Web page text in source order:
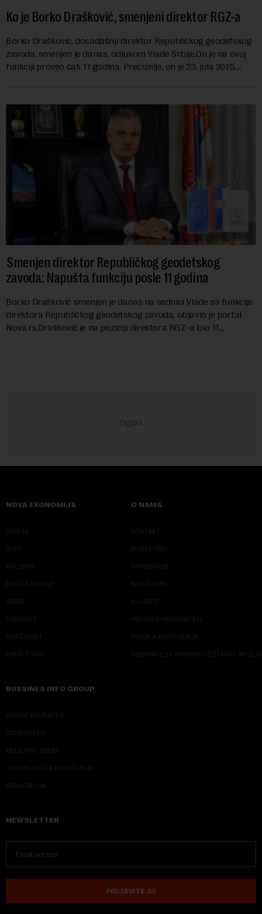
Ko je Borko Drašković, smenjeni direktor RGZ-a
Borko Drašković, dosadašnji direktor Republičkog geodetskog
zavoda, smenjen je danas, odlukom Vlade Srbije.On je na ovoj
funkciji proveo čak 11 godina. Preciznije, on je 23. jula 2015.
Smenjen direktor Republičkog geodetskog
zavoda: Napušta funkciju posle 11 godina
Borko Drašković smenjen je danas na sednici Vlade sa funkcije
direktora Republičkog geodetskog zavoda, objavio je portal
Nova.rs.Drašković je na poziciji direktora RGZ-a bio 11
NOVA EKONOMIJA
SRBIJA
SVET
KOLUMNE
PRIČE I ANALIZE
VIDEO
PODCAST
ODRŽIVOST
LEPŠI ŽIVOT
O NAMA
KONTAKT
MARKETING
IMPRESSUM
NJUZLETER
KLIJENTI
POLITIKA PRIVATNOSTI
PRAVILA KORIŠĆENJA
SMERNICE ZA PRIMENU VEŠTAČKE
BUSSINES INFO GROUP
ONLINE EDUKACIJE
IZDAVAŠTVO
MEDIJSKE OBUKE
ORGANIZACIJA DOGADJAJA
EKONOM I JA
NEWSLETTER
PRIJAVITE SE